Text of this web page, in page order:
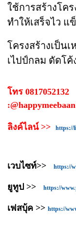
ใช้การสร้างโคร
ทำให้เสร็จไว แ
โครงสร้างเป็น
เไปป์กลม ดัดโค้
โทร
:@happymeebaan
ลิงค์ไลน์ >> https://
เวบไซท์>> https://
ยูทูป >> https://
เฟสบุ้ค >> https://